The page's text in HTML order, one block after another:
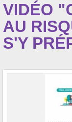
VIDÉO
AU
S'Y